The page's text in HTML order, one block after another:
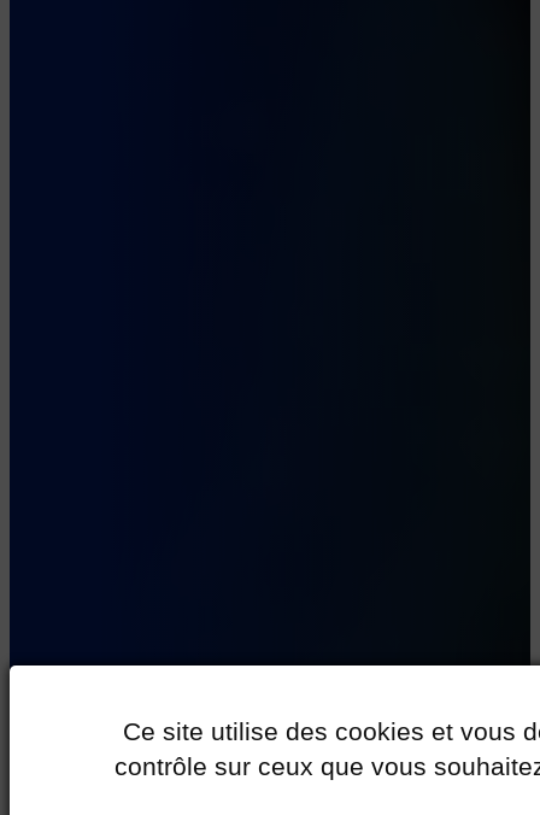
Ce site utilise des cookies et vous
contrôle sur ceux que vous